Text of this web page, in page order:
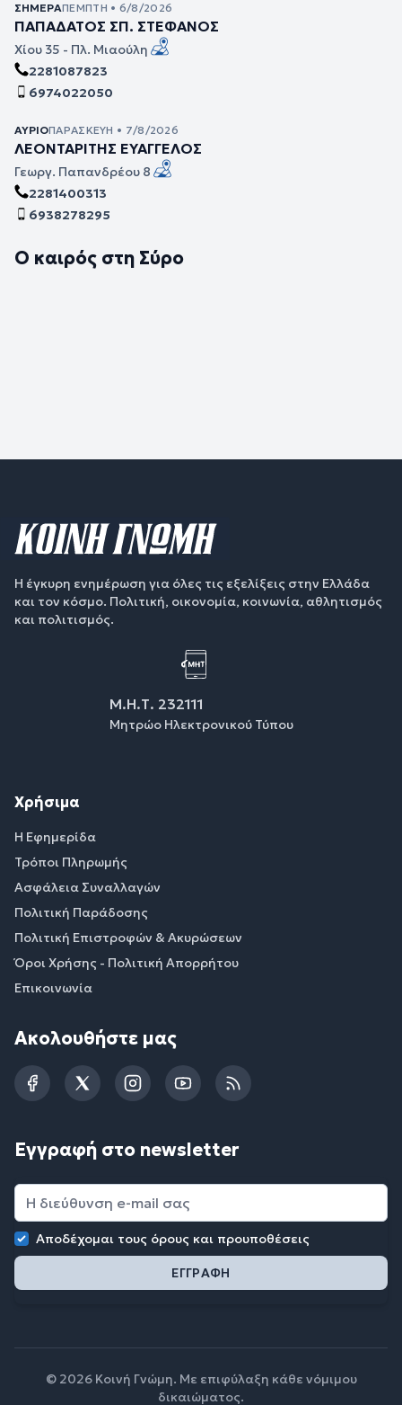
ΣΉΜΕΡΑΠΈΜΠΤΗ • 6/8/2026
ΠΑΠΑΔΑΤΟΣ ΣΠ. ΣΤΕΦΑΝΟΣ
Χίου 35 - Πλ. Μιαούλη
2281087823
6974022050
ΑΎΡΙΟΠΑΡΑΣΚΕΥΉ • 7/8/2026
ΛΕΟΝΤΑΡΙΤΗΣ ΕΥΑΓΓΕΛΟΣ
Γεωργ. Παπανδρέου 8
2281400313
6938278295
Ο καιρός στη Σύρο
Η έγκυρη ενημέρωση για όλες τις εξελίξεις στην Ελλάδα
και τον κόσμο. Πολιτική, οικονομία, κοινωνία, αθλητισμός
και πολιτισμός.
Μ.Η.Τ. 232111
Μητρώο Ηλεκτρονικού Τύπου
Χρήσιμα
Η Εφημερίδα
Τρόποι Πληρωμής
Ασφάλεια Συναλλαγών
Πολιτική Παράδοσης
Πολιτική Επιστροφών & Ακυρώσεων
Όροι Χρήσης - Πολιτική Απορρήτου
Επικοινωνία
Ακολουθήστε μας
FacebookTwitterInstagramYouTubeRSS
Εγγραφή στο newsletter
Αποδέχομαι τους όρους και προυποθέσεις
© 2026 Κοινή Γνώμη. Με επιφύλαξη κάθε νόμιμου
δικαιώματος.